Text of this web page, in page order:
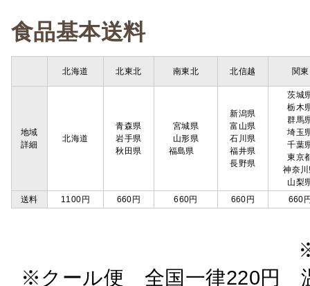
食品基本送料
北海道 北東北 南東北 北信越 関東
地域
詳細
北海道
青森県
岩手県
秋田県
宮城県
山形県
福島県
新潟県
富山県
石川県
福井県
長野県
茨城
栃木
群馬
埼玉
千葉
東京
神奈
山梨
送料
1100円 660円 660円 660円 660
※クール便 全国一律220円